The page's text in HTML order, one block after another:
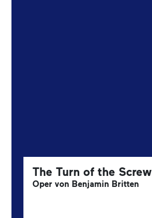
The Turn of the Screw
Oper von Benjamin Britten